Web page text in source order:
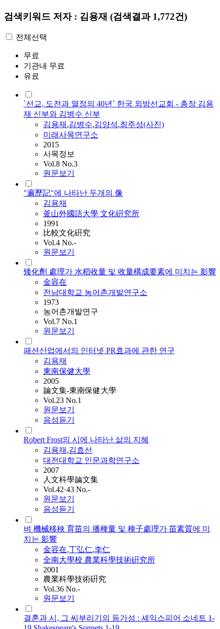
검색키워드 저자 : 김용재 (검색결과 1,772건)
전체선택
무료
기관내 무료
유료
`선교, 도전과 열정의 40년` 한국 외방선교회 - 총장 김용
재 신부와 김병수 신부
김용재 ,김병수,김양석,최주성(사진)
미래사목연구소
2015
사목정보
Vol.8 No.3
원문보기
"遍歷記"에 나타난 두개의 像
김용재
釜山外國語大學 文化硏究所
1991
比較文化硏究
Vol.4 No.-
원문보기
矮化劑 處理가 水稻收量 및 收量構成要素에 미치는 影響
金容在
전남대학교 농어촌개발연구소
1973
농어촌개발연구
Vol.7 No.1
원문보기
패션산업에서의 인터넷 PR효과에 관한 연구
김용재
東南保健大學
2005
論文集-東南保健大學
Vol.23 No.1
원문보기
음성듣기
Robert Frost의 시에 나타난 삶의 지혜
김용재 ,김효선
대전대학교 인문과학연구소
2007
人文科學論文集
Vol.42·43 No.-
원문보기
음성듣기
벼 機械移秧 育苗의 播種量 및 種子處理가 苗素質에 미
치는 影響
金容在,丁弘仁,李仁
全南大學校 農業科學技術硏究所
2001
農業科學技術硏究
Vol.36 No.-
원문보기
결혼과 시, 그 씨부리기의 등가성 : 셰익스피어 소네트 1-